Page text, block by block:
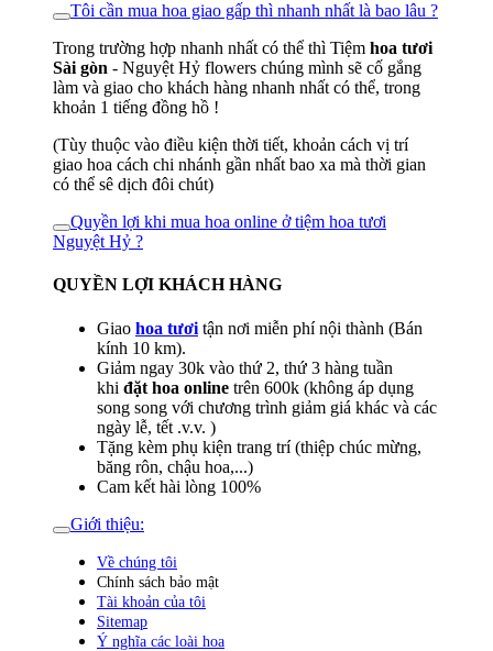
Tôi cần mua hoa giao gấp thì nhanh nhất là bao lâu ?
Trong trường hợp nhanh nhất có thể thì Tiệm hoa tươi
Sài gòn - Nguyệt Hỷ flowers chúng mình sẽ cố gắng
làm và giao cho khách hàng nhanh nhất có thể, trong
khoản 1 tiếng đồng hồ !
(Tùy thuộc vào điều kiện thời tiết, khoản cách vị trí
giao hoa cách chi nhánh gần nhất bao xa mà thời gian
có thể sê dịch đôi chút)
Quyền lợi khi mua hoa online ở tiệm hoa tươi
Nguyệt Hỷ ?
QUYỀN LỢI KHÁCH HÀNG
Giao hoa tươi tận nơi miễn phí nội thành (Bán
kính 10 km).
Giảm ngay 30k vào thứ 2, thứ 3 hàng tuần
khi đặt hoa online trên 600k (không áp dụng
song song với chương trình giảm giá khác và các
ngày lễ, tết .v.v. )
Tặng kèm phụ kiện trang trí (thiệp chúc mừng,
băng rôn, chậu hoa,...)
Cam kết hài lòng 100%
Giới thiệu:
Về chúng tôi
Chính sách bảo mật
Tài khoản của tôi
Sitemap
Ý nghĩa các loài hoa